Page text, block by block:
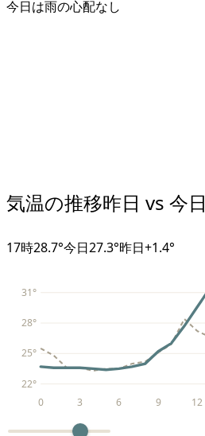
今日は雨の心配なし
気温の推移昨日 vs 今日
17時28.7°今日27.3°昨日+1.4°
22°
25°
28°
31°
0 3 6 9 12